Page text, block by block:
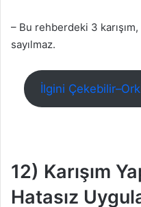
– Bu rehberdeki 3
sayılmaz.
İlgini
12) Karışım
Hatasız